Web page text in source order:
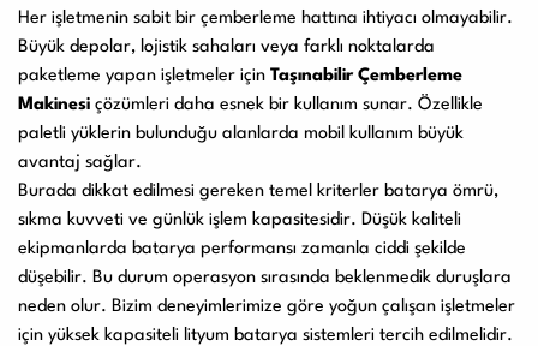
Her işletmenin sabit bir çemberleme hattına ihtiyacı olmayabilir.
Büyük depolar, lojistik sahaları veya farklı noktalarda
paketleme yapan işletmeler için Taşınabilir Çemberleme
Makinesi çözümleri daha esnek bir kullanım sunar. Özellikle
paletli yüklerin bulunduğu alanlarda mobil kullanım büyük
avantaj sağlar.
Burada dikkat edilmesi gereken temel kriterler batarya ömrü,
sıkma kuvveti ve günlük işlem kapasitesidir. Düşük kaliteli
ekipmanlarda batarya performansı zamanla ciddi şekilde
düşebilir. Bu durum operasyon sırasında beklenmedik duruşlara
neden olur. Bizim deneyimlerimize göre yoğun çalışan işletmeler
için yüksek kapasiteli lityum batarya sistemleri tercih edilmelidir.